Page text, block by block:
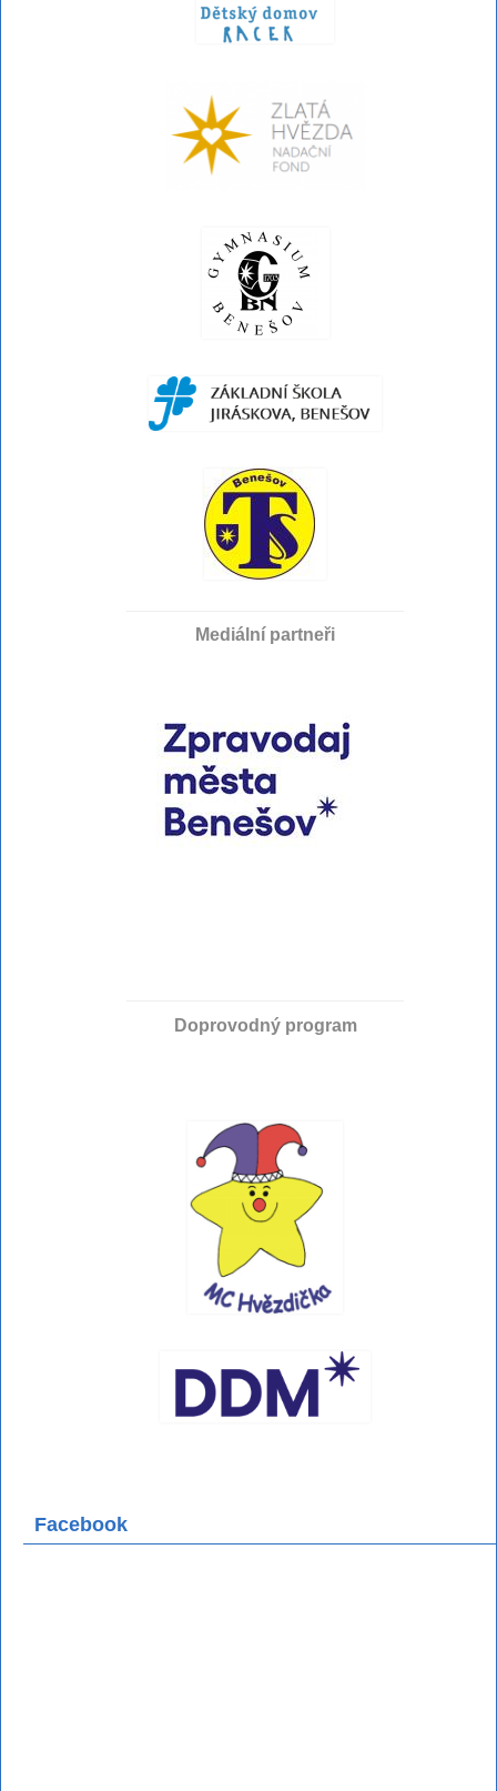
Mediální partneři
Doprovodný program
Facebook